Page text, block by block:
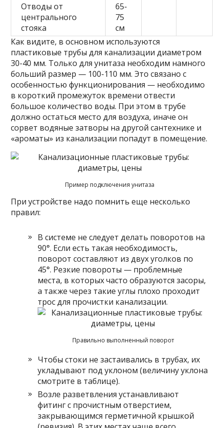
Отводы от
центрального
стояка
65-
75
см
Как видите, в основном используются
пластиковые трубы для канализации диаметром
30-40 мм. Только для унитаза необходим намного
больший размер — 100-110 мм. Это связано с
особенностью функционирования — необходимо
в короткий промежуток времени отвести
большое количество воды. При этом в трубе
должно остаться место для воздуха, иначе он
сорвет водяные затворы на другой сантехнике и
«ароматы» из канализации попадут в помещение.
Пример подключения унитаза
При устройстве надо помнить еще несколько
правил:
В системе не следует делать поворотов на
90°. Если есть такая необходимость,
поворот составляют из двух уголков по
45°. Резкие повороты — проблемные
места, в которых часто образуются засоры,
а также через такие углы плохо проходит
трос для прочистки канализации.
Правильно выполненный поворот
Чтобы стоки не застаивались в трубах, их
укладывают под уклоном (величину уклона
смотрите в таблице).
Возле разветвления устанавливают
фитинг с прочистным отверстием,
закрывающимся герметичной крышкой